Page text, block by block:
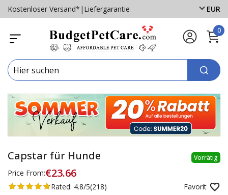
Kostenloser Versand* | Liefergarantie EUR
0
Vorrätig
Capstar für Hunde
Price From:€23.66
Favorit
Rated: 4.8/5(218)